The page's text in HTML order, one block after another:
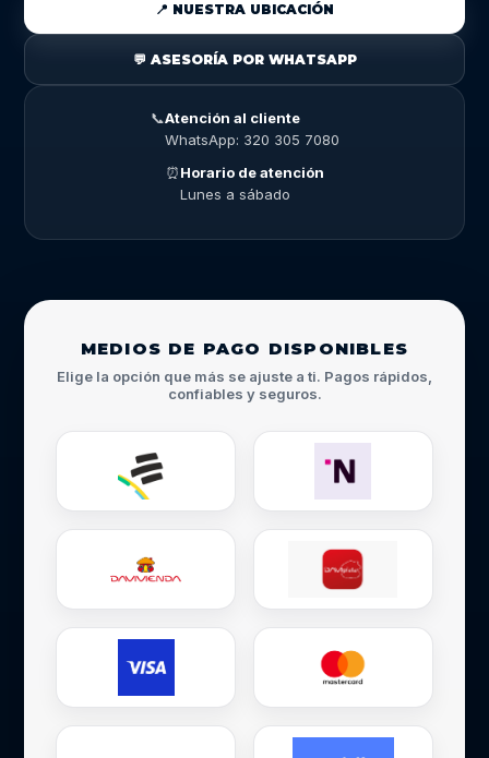
📍 NUESTRA UBICACIÓN
💬 ASESORÍA POR WHATSAPP
📞Atención al cliente
WhatsApp: 320 305 7080
⏰Horario de atención
Lunes a sábado
MEDIOS DE PAGO DISPONIBLES
Elige la opción que más se ajuste a ti. Pagos rápidos,
confiables y seguros.